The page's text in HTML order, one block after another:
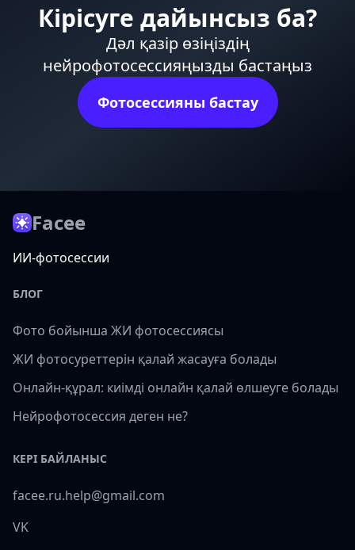
Кірісуге дайынсыз ба?
Дәл қазір өзіңіздің
нейрофотосессияңызды бастаңыз
Фотосессияны бастау
Facee
ИИ-фотосессии
БЛОГ
Фото бойынша ЖИ фотосессиясы
ЖИ фотосуреттерін қалай жасауға болады
Онлайн-құрал: киімді онлайн қалай өлшеуге болады
Нейрофотосессия деген не?
КЕРІ БАЙЛАНЫС
facee.ru.help@gmail.com
VK